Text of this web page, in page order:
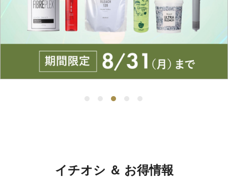
イチオシ ＆ お得情報